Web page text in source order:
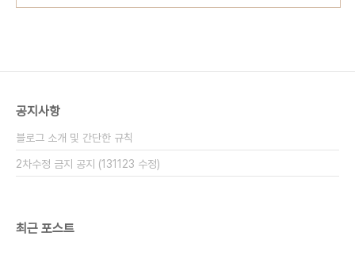
공지사항
블로그 소개 및 간단한 규칙
2차수정 금지 공지 (131123 수정)
최근 포스트